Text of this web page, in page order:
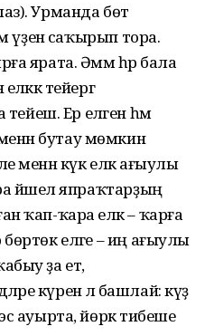
Урманда бөтә
үҙенә саҡырып тора.
ярата. Әммә һәр бала
тейергә
Ер еләген һәм
бутау мөмкин
менән күк еләк ағыулы
йәшел япраҡтарҙың
ҡап-ҡара еләк – ҡарға
бөртөк еләге – иң ағыулы
ҙа етә,
күренә лә башлай: күҙ
ауырта, йөрәк тибеше